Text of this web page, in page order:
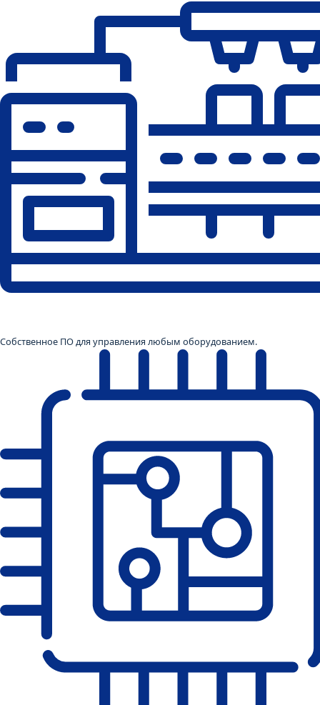
Собственное ПО для управления любым оборудованием.